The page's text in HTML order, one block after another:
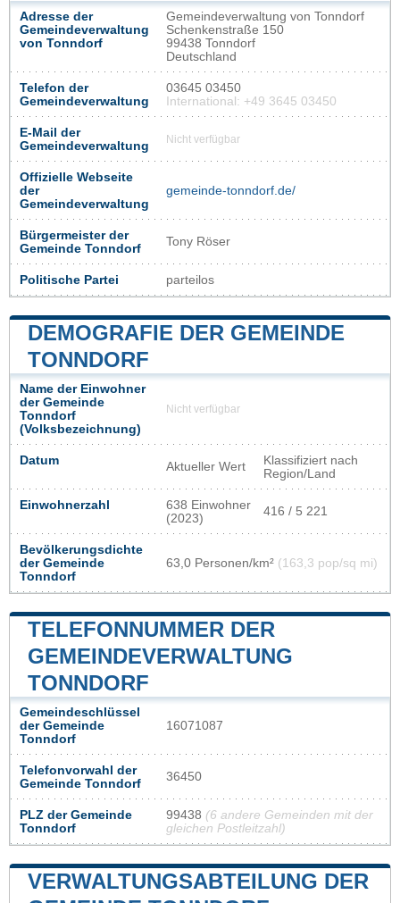
Adresse der
Gemeindeverwaltung
von Tonndorf
Gemeindeverwaltung von Tonndorf
Schenkenstraße 150
99438 Tonndorf
Deutschland
Telefon der
Gemeindeverwaltung
03645 03450
International: +49 3645 03450
E-Mail der
Gemeindeverwaltung
Nicht verfügbar
Offizielle Webseite
der
Gemeindeverwaltung
gemeinde-tonndorf.de/
Bürgermeister der
Gemeinde Tonndorf
Tony Röser
Politische Partei parteilos
DEMOGRAFIE DER GEMEINDE
TONNDORF
Name der Einwohner
der Gemeinde
Tonndorf
(Volksbezeichnung)
Nicht verfügbar
Datum Aktueller Wert
Klassifiziert nach
Region/Land
Einwohnerzahl
638 Einwohner
(2023)
416 / 5 221
Bevölkerungsdichte
der Gemeinde
Tonndorf
63,0 Personen/km² (163,3 pop/sq mi)
TELEFONNUMMER DER
GEMEINDEVERWALTUNG
TONNDORF
Gemeindeschlüssel
der Gemeinde
Tonndorf
16071087
Telefonvorwahl der
Gemeinde Tonndorf
36450
PLZ der Gemeinde
Tonndorf
99438 (6 andere Gemeinden mit der
gleichen Postleitzahl)
VERWALTUNGSABTEILUNG DER